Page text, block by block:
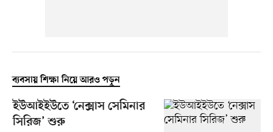
ব্যবসায় শিক্ষা নিয়ে আরও পড়ুন
ইউআইইউতে ‘নেক্সাস সেমিনার
সিরিজ’ শুরু